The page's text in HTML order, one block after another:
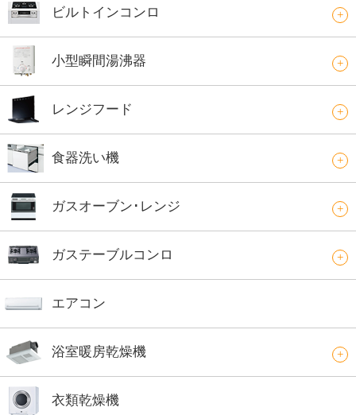
ビルトインコンロ
小型瞬間湯沸器
レンジフード
食器洗い機
ガスオーブン･レンジ
ガステーブルコンロ
エアコン
浴室暖房乾燥機
衣類乾燥機